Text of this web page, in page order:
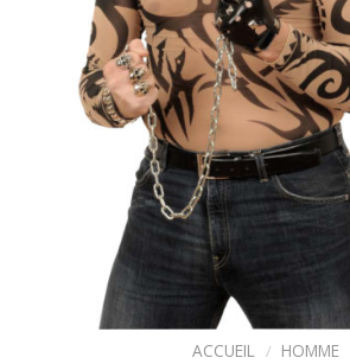
ACCUEIL / HOMME